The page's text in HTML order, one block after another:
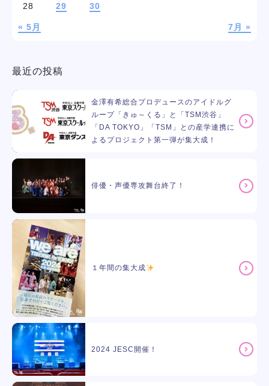
« 5月 7月 »
28
29 30
最近の投稿
金澤有希総合プロデュースのアイドルグ
ループ「きゅ～くる」と「TSM渋谷」
「DA TOKYO」「TSM」との産学連携に
よるプロジェクト第一弾が集大成！
俳優・声優専攻舞台終了！
１年間の集大成
2024 JESC開催！